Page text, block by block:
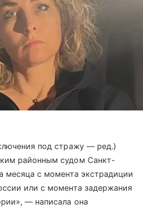
под стражу — ред.)
районным судом Санкт-
месяца с момента экстрадиции
или с момента задержания
— написала она